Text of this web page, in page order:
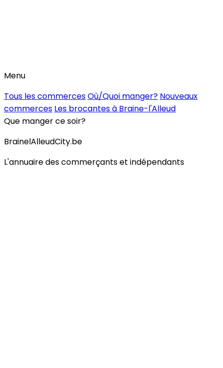
Menu
Tous les commercesOù/Quoi manger? Nouveaux
commerces Les brocantes à Braine-l'Alleud
Que manger ce soir?
BrainelAlleudCity.be
L'annuaire des commerçants et indépendants